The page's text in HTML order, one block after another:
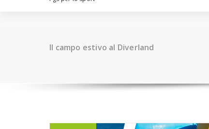
Il campo estivo al Diverland